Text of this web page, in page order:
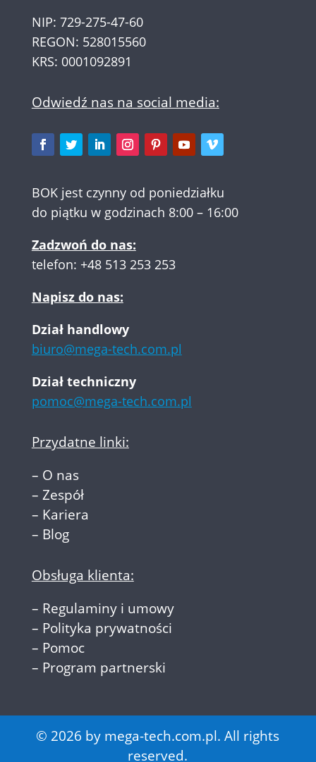
NIP: 729-275-47-60
REGON: 528015560
KRS: 0001092891
Odwiedź nas na social media:
BOK jest czynny od poniedziałku
do piątku w godzinach 8:00 – 16:00
Zadzwoń do nas:
telefon: +48 513 253 253
Napisz do nas:
Dział handlowy
biuro@mega-tech.com.pl
Dział techniczny
pomoc@mega-tech.com.pl
Przydatne linki:
– O nas
– Zespół
– Kariera
– Blog
Obsługa klienta:
– Regulaminy i umowy
– Polityka prywatności
– Pomoc
– Program partnerski
© 2026 by mega-tech.com.pl. All rights
reserved.